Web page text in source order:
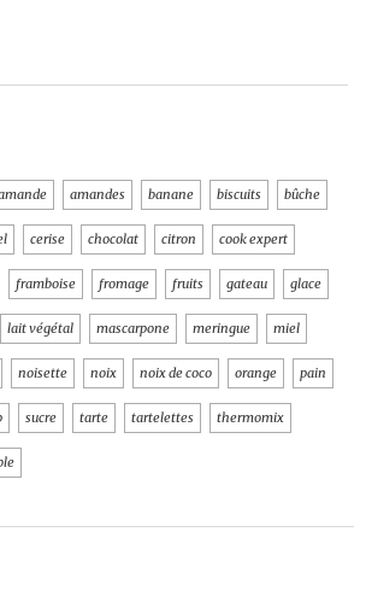
amandes banane biscuits bûche
cerise chocolat citron cook expert
framboise fromage fruits gateau glace
lait végétal mascarpone meringue miel
noisette noix noix de coco orange pain
sucre tarte tartelettes thermomix